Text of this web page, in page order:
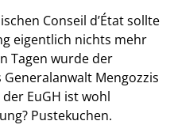
Conseil d’État sollte
eigentlich nichts mehr
Tagen wurde der
Mengozzis
EuGH ist wohl
Pustekuchen.